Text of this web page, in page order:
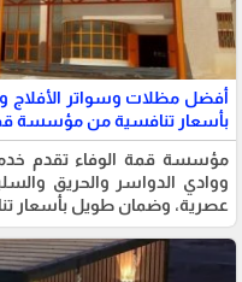
أفضل مظلات وسواتر الأفلاج
بأسعار تنافسية من مؤسسة
مؤسسة قمة الوفاء تقدم
ووادي الدواسر والحريق
عصرية، وضمان طويل بأسعار